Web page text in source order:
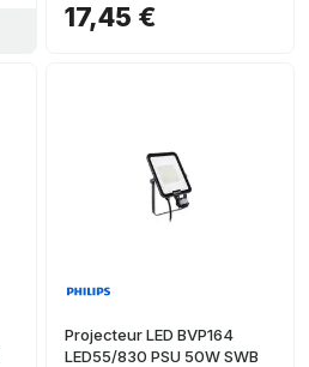
17,45 €
Projecteur LED BVP164
LED55/830 PSU 50W SWB